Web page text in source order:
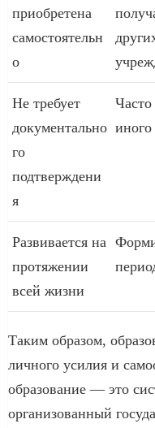
приобретена
самостоятельн
о
Не требует
документально
го
подтверждени
я
иного
Развивается на
протяжении
всей жизни
Таким образом,
личного усилия и
образование — это
организованный